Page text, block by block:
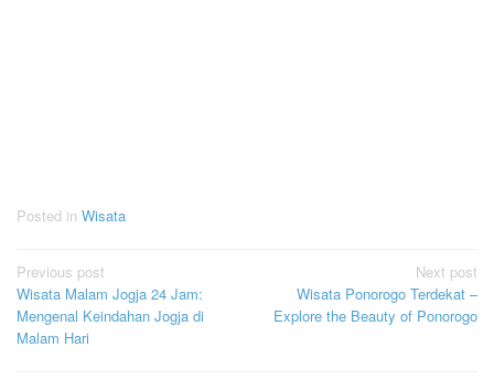
Posted in Wisata
Post
navigation
Previous post
Wisata Malam Jogja 24 Jam:
Mengenal Keindahan Jogja di
Malam Hari
Next post
Wisata Ponorogo Terdekat –
Explore the Beauty of Ponorogo